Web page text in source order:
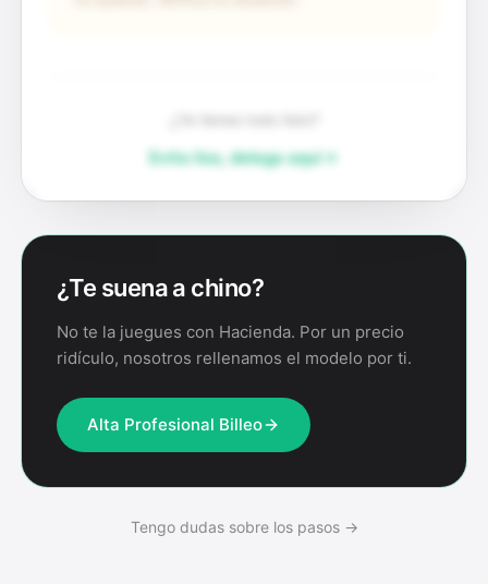
Evita líos, delega aquí
¿Te suena a chino?
No te la juegues con Hacienda. Por un precio
ridículo, nosotros rellenamos el modelo por ti.
Alta Profesional Billeo
Tengo dudas sobre los pasos →